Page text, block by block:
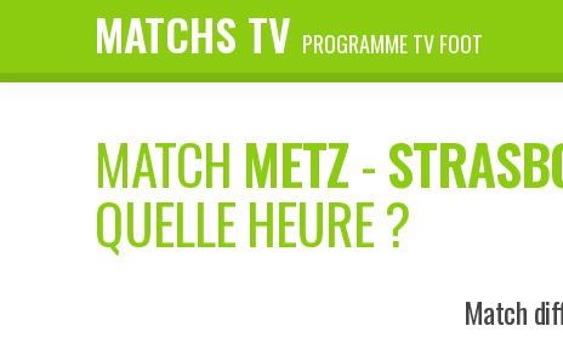
MATCHS TV PROGRAMME TV FOOT
MATCH METZ-
QUELLE HEURE ?
Match